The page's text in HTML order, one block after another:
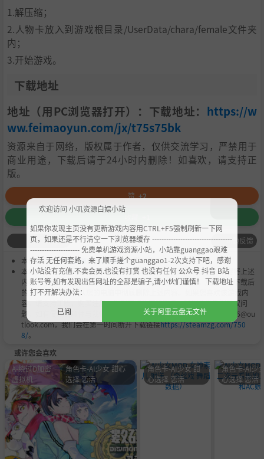
1.解压缩；
2.人物卡放入到游戏根目录/UserData/chara/female文件夹
内；
3.开始游戏。
下载地址
地址（用PC浏览器打开）：下载地址： https://w
ww.feimaoyun.com/jx/t75s75bk
资源来自于网络，版权属于作者，仅供交流学习，严禁用于
商业用途，下载后请于24小时内删除！如喜欢，请支持正
版。
赞 +2
问题反馈
本作品是由小叽资源 会员Chobits's 搬运作品.
本站提供的资源转载自国内外各大媒体和网络，仅供试玩体验；不得将上述
内容用于商业或者非法用途，否则，一切后果请用户自负。您必须在下载后
的24个小时之内，从您的电脑中彻底删除上述内容。如果您喜欢该游戏内
容，请支持正版，购买注册，得到更好的正版服务。我们非常重视版权问
题，如有侵权请邮件与我们联系处理。敬请谅解！E-mail：acgbns666@ou
tlook.com，我们会在第一时间断开下载链接https://steamzg.com/750
8/。
或许您会喜欢
A-绕过D加密
虚拟机
角色卡-AI少女 甜心
选择 恋活
角色卡-AI少女 甜
心选择 恋活
角色卡-AI少
心选择 恋活
欢迎访问 小叽资源白嫖小站
如果你发现主页没有更新游戏内容用CTRL+F5强制刷新一下网
页，如果还是不行清空一下浏览器缓存 ----------------------------------
--------------------- 免费单机游戏资源小站，小站靠guanggao艰难
存活 无任何套路，来了顺手搓个guanggao1-2次支持下吧，感谢
小站没有充值.不卖会员.也没有打赏 也没有任何 公众号 抖音 B站
账号等,如有发现出售网址的全部是骗子,请小伙们谨慎！ 下载地址
打不开解决办法：
已阅
关于阿里云盘无文件